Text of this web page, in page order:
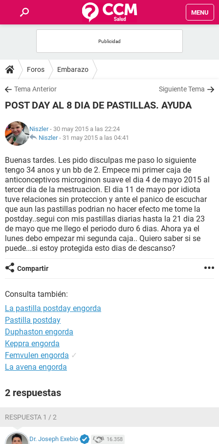
MENU
FOROS
SALUD
NUTRICIÓN
BIENESTAR
SEXUALIDAD
GLOSARIO
Foros Embarazo
Tema Anterior Siguiente Tema
POST DAY AL 8 DIA DE PASTILLAS. AYUDA
Niszler- 30 may 2015 a las 22:24
Niszler- 31 may 2015 a las 04:41
Buenas tardes. Les pido disculpas me paso lo siguiente
tengo 34 anos y un bb de 2. Empece mi primer caja de
anticonceptivos microginon suave el dia 4 de mayo 2015 al
tercer dia de la mestruacion. El dia 11 de mayo por idiota
tuve relaciones sin proteccion y ante el panico de escuchar
que aun las pastillas podrian no hacer efecto me tome la
postday..segui con mis pastillas diarias hasta la 21 dia 23
de mayo que me llego el periodo duro 6 dias. Ahora ya el
lunes debo empezar mi segunda caja.. Quiero saber si se
puede...si estoy protegida esto dias de descanso?
Compartir
Consulta también:
La pastilla postday engorda
Pastilla postday
Duphaston engorda
Keppra engorda
Femvulen engorda ✓
La avena engorda
2 respuestas
RESPUESTA 1 / 2
Dr. Joseph Exebio 16.358